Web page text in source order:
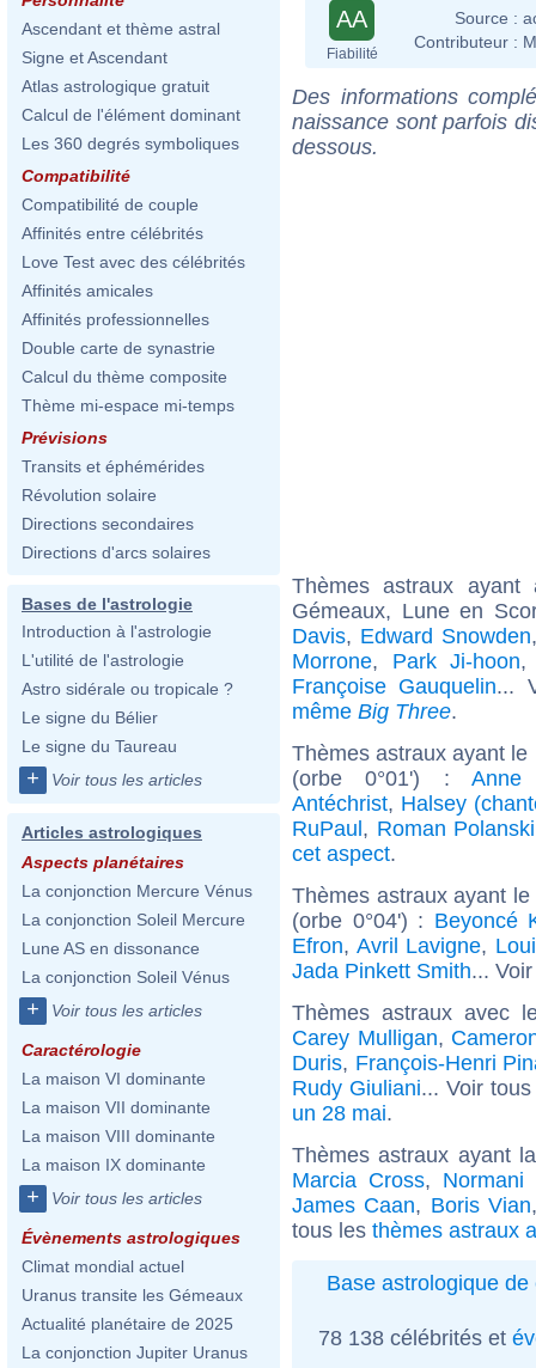
Ascendant et thème astral
Signe et Ascendant
Atlas astrologique gratuit
Calcul de l'élément dominant
Les 360 degrés symboliques
Compatibilité
Compatibilité de couple
Affinités entre célébrités
Love Test avec des célébrités
Affinités amicales
Affinités professionnelles
Double carte de synastrie
Calcul du thème composite
Thème mi-espace mi-temps
Prévisions
Transits et éphémérides
Révolution solaire
Directions secondaires
Directions d'arcs solaires
Bases de l'astrologie
Introduction à l'astrologie
L'utilité de l'astrologie
Astro sidérale ou tropicale ?
Le signe du Bélier
Le signe du Taureau
+ Voir tous les articles
Articles astrologiques
Aspects planétaires
La conjonction Mercure Vénus
La conjonction Soleil Mercure
Lune AS en dissonance
La conjonction Soleil Vénus
+ Voir tous les articles
Caractérologie
La maison VI dominante
La maison VII dominante
La maison VIII dominante
La maison IX dominante
+ Voir tous les articles
Évènements astrologiques
Climat mondial actuel
Uranus transite les Gémeaux
Actualité planétaire de 2025
La conjonction Jupiter Uranus
AA
Fiabilité
Source :
Contributeur :
Des informations
naissance sont parfois
dessous.
Thèmes astraux
Gémeaux, Lune en
Davis, Edward Snowden
Morrone, Park Ji-hoon
Françoise Gauquelin...
même Big Three.
Thèmes astraux ayant
(orbe 0°01') : Anne
Antéchrist, Halsey
RuPaul, Roman Polanski
cet aspect.
Thèmes astraux ayant
(orbe 0°04') : Beyoncé
Efron, Avril Lavigne,
Jada Pinkett Smith...
Thèmes astraux avec
Carey Mulligan,
Duris, François-Henri
Rudy Giuliani... Voir
un 28 mai.
Thèmes astraux ayant
Marcia Cross, Normani
James Caan, Boris Vian
tous les thèmes astraux
Base astrologique de
78 138 célébrités et